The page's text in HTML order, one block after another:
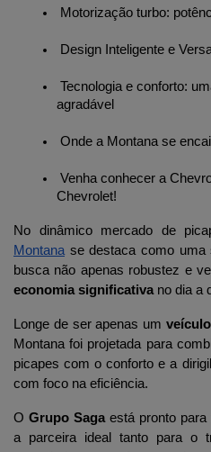
Motorização turbo:
Design Inteligente e
Tecnologia e conforto:
agradável
Onde a Montana se
Venha conhecer a
Chevrolet!
No dinâmico mercado de
Montana se destaca como uma
economia significativa no dia a
Longe de ser apenas um
Montana foi projetada para
picapes com o conforto e a
com foco na eficiência.
O Grupo Saga está pronto
a parceira ideal tanto para o